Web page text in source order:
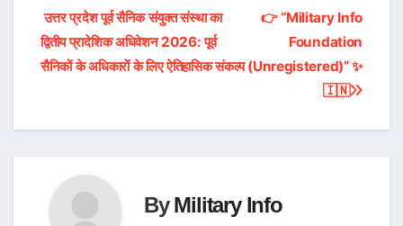
Post
navigation
👉 “Military Info
Foundation
(Unregistered)” ✨
🇮🇳
उत्तर प्रदेश पूर्व सैनिक संयुक्त संस्था का
द्वितीय प्रादेशिक अधिवेशन 2026: पूर्व
सैनिकों के अधिकारों के लिए ऐतिहासिक संकल्प
ByMilitary Info